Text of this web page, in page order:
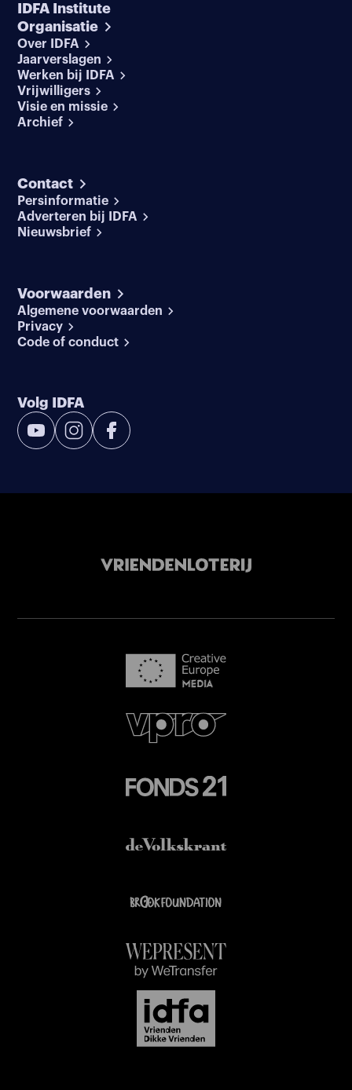
IDFA Institute
Organisatie
Over IDFA
Jaarverslagen
Werken bij IDFA
Vrijwilligers
Visie en missie
Archief
Contact
Persinformatie
Adverteren bij IDFA
Nieuwsbrief
Voorwaarden
Algemene voorwaarden
Privacy
Code of conduct
Volg IDFA